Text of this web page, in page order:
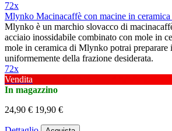
72x
Mlynko Macinacaffè con macine in
Mlynko è un marchio slovacco di
acciaio inossidabile combinato con mole in
mole in ceramica di Mlynko potrai preparare
uniformemente della frazione desiderata.
72x
Vendita
In magazzino
24,90 € 19,90 €